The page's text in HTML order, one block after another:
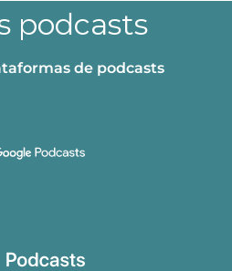
podcasts
de podcasts